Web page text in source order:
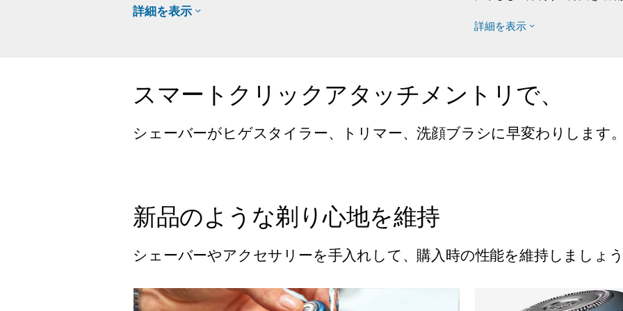
詳細を表示
詳細を表示
スマートクリックアタッチメントリで、
シェーバーがヒゲスタイラー、トリマー、洗顔ブラシに早変わりします
新品のような剃り心地を維持
シェーバーやアクセサリーを手入れして、購入時の性能を維持しましょ